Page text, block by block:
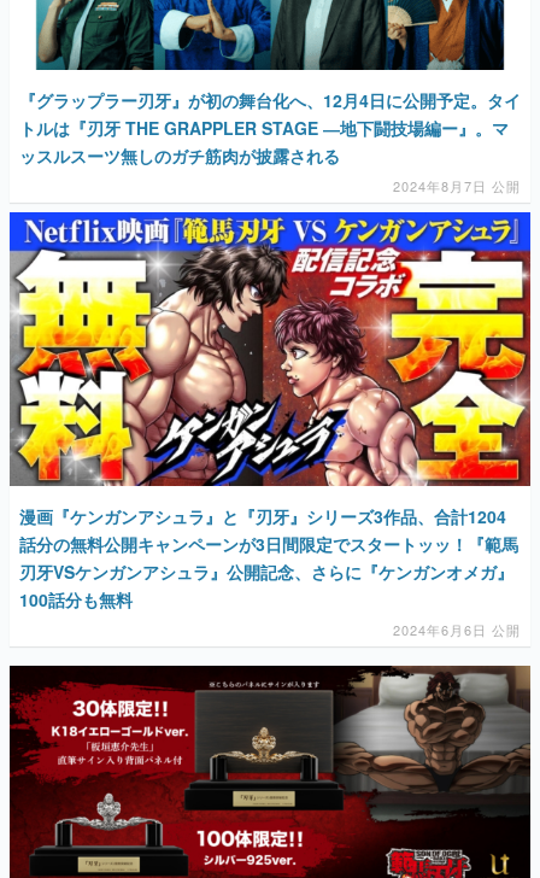
『グラップラー刃牙』が初の舞台化へ、12月4日に公開予定。タイ
トルは『刃牙 THE GRAPPLER STAGE ―地下闘技場編ー』。マ
ッスルスーツ無しのガチ筋肉が披露される
2024年8月7日 公開
漫画『ケンガンアシュラ』と『刃牙』シリーズ3作品、合計1204
話分の無料公開キャンペーンが3日間限定でスタートッッ！『範馬
刃牙VSケンガンアシュラ』公開記念、さらに『ケンガンオメガ』
100話分も無料
2024年6月6日 公開